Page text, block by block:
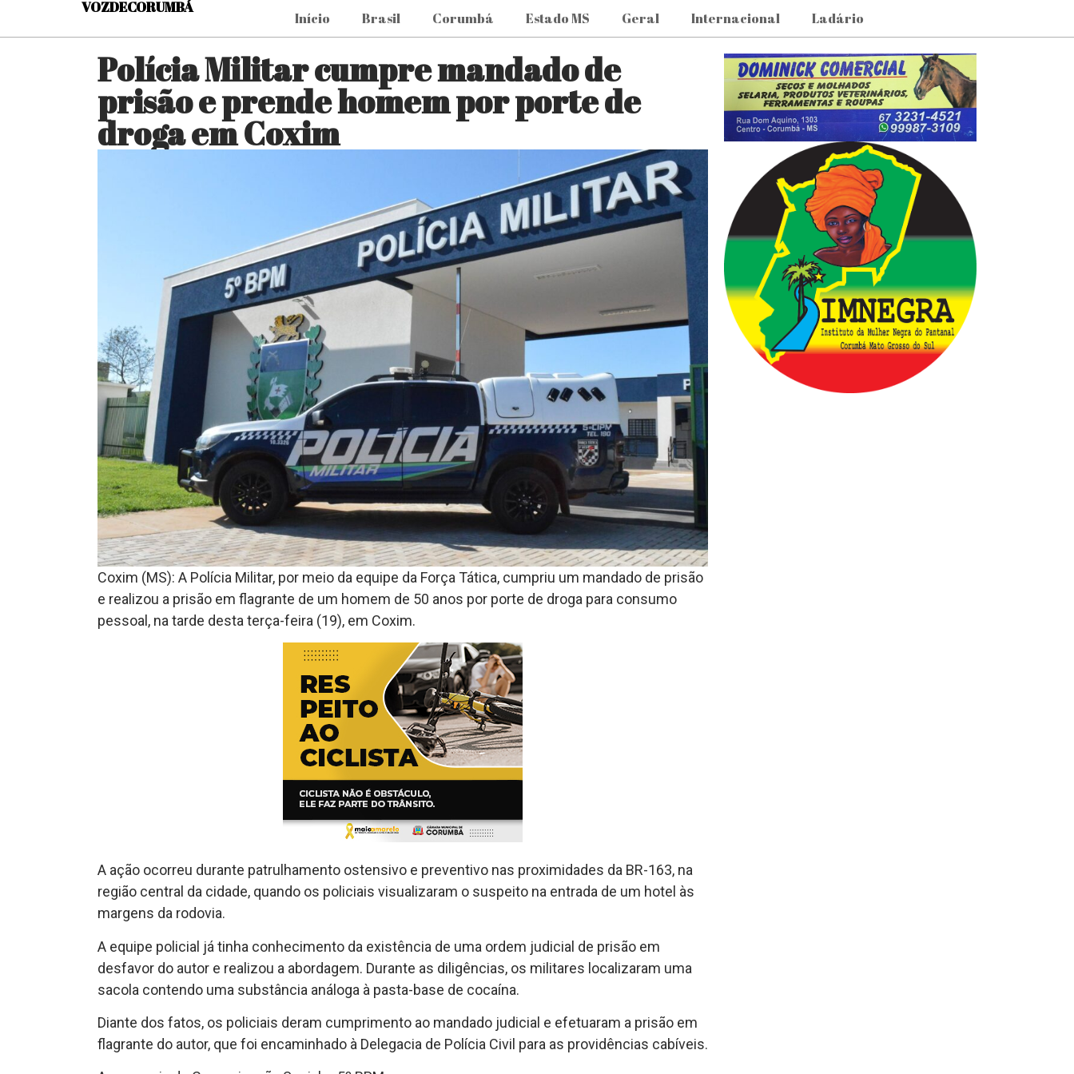
VOZDECORUMBÁ
Início Brasil Corumbá Estado MS Geral Internacional Ladário
Polícia Militar cumpre mandado de
prisão e prende homem por porte de
droga em Coxim
Coxim (MS): A Polícia Militar, por meio da equipe da Força Tática, cumpriu um mandado de prisão
e realizou a prisão em flagrante de um homem de 50 anos por porte de droga para consumo
pessoal, na tarde desta terça-feira (19), em Coxim.
A ação ocorreu durante patrulhamento ostensivo e preventivo nas proximidades da BR-163, na
região central da cidade, quando os policiais visualizaram o suspeito na entrada de um hotel às
margens da rodovia.
A equipe policial já tinha conhecimento da existência de uma ordem judicial de prisão em
desfavor do autor e realizou a abordagem. Durante as diligências, os militares localizaram uma
sacola contendo uma substância análoga à pasta-base de cocaína.
Diante dos fatos, os policiais deram cumprimento ao mandado judicial e efetuaram a prisão em
flagrante do autor, que foi encaminhado à Delegacia de Polícia Civil para as providências cabíveis.